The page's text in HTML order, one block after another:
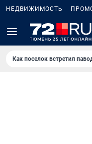
НЕДВИЖИМОСТЬ
Как поселок встретил